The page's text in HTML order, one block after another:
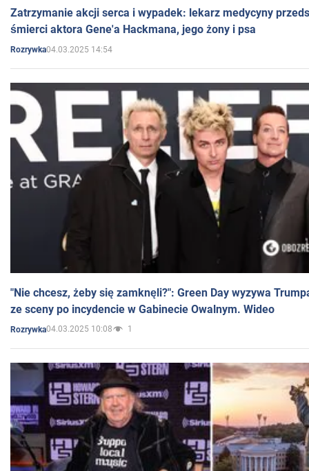
Zatrzymanie akcji serca i wypadek: lekarz medycyny
śmierci aktora Gene'a Hackmana, jego żony i psa
Rozrywka04.03.2025 14:54
"Nie chcesz, żeby się zamknęli?": Green Day wyzywa
ze sceny po incydencie w Gabinecie Owalnym. Wideo
Rozrywka04.03.2025 10:08 1